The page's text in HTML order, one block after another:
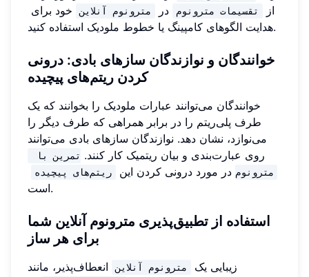
از
تقسیمات مترونوم در مترونوم آنلاین
خود برای
هدایت الگوهای کامپینگ یا خطوط ملودیک استفاده کنید.
خوانندگان و نوازندگان سازهای بادی: درونی
کردن ریتم‌های پیچیده
خوانندگان می‌توانند عبارات ملودیک را بخوانند که یک
طرف پلی‌ریتم را در برابر همراهی که طرف دیگر را
می‌نوازد، نشان دهد. نوازندگان سازهای بادی می‌توانند
روی عبارت‌بندی و بیان ریتمیک کار کنند. تمرین با
مترونوم در مورد درونی کردن این ریتم‌های پیچیده
است.
استفاده از تطبیق‌پذیری مترونوم آنلاین شما
برای هر ساز
زیبایی یک مترونوم آنلاین انعطاف‌پذیر، مانند